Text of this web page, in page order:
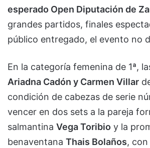
esperado Open Diputación de
grandes partidos, finales
público entregado, el evento no
En la categoría femenina de 1ª,
Ariadna Cadón y Carmen Villar
condición de cabezas de serie
vencer en dos sets a la pareja
salmantina Vega Toribio y la
benaventana Thais Bolaños,